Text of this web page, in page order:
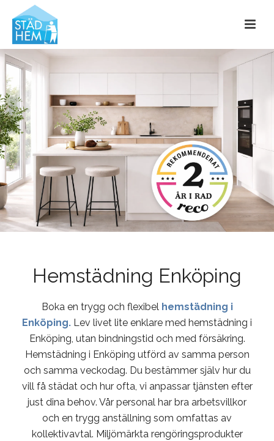
Hemstädning Enköping
Boka en trygg och flexibel hemstädning i
Enköping. Lev livet lite enklare med hemstädning i
Enköping, utan bindningstid och med försäkring.
Hemstädning i Enköping utförd av samma person
och samma veckodag. Du bestämmer själv hur du
vill få städat och hur ofta, vi anpassar tjänsten efter
just dina behov. Vår personal har bra arbetsvillkor
och en trygg anställning som omfattas av
kollektivavtal. Miljömärkta rengöringsprodukter